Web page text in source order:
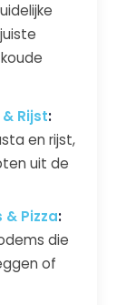
Rijst:
en rijst,
uit de
Pizza:
die
of